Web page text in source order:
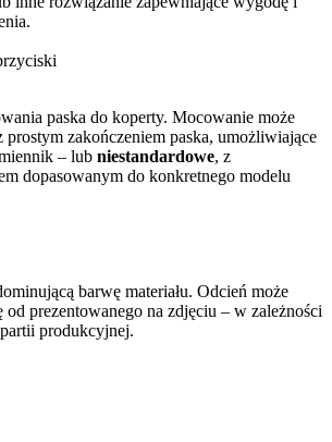
paska do koperty. Mocowanie może
prostym zakończeniem paska, umożliwiające
– lub niestandardowe, z
dopasowanym do konkretnego modelu
barwę materiału. Odcień może
od prezentowanego na zdjęciu – w zależności
produkcyjnej.